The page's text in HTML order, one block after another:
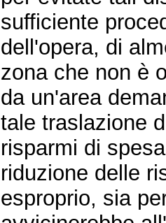
sufficiente
dell'opera, di
zona che non è
da un'area
tale traslazione
risparmi di
riduzione delle
esproprio, sia